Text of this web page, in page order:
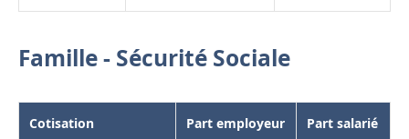
Famille - Sécurité Sociale
Cotisation Part employeur Part salarié